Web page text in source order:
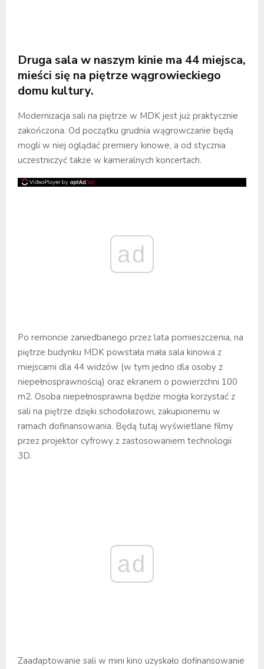
Druga sala w naszym kinie ma 44 miejsca,
mieści się na piętrze wągrowieckiego
domu kultury.
Modernizacja sali na piętrze w MDK jest już praktycznie
zakończona. Od początku grudnia wągrowczanie będą
mogli w niej oglądać premiery kinowe, a od stycznia
uczestniczyć także w kameralnych koncertach.
ad
Po remoncie zaniedbanego przez lata pomieszczenia, na
piętrze budynku MDK powstała mała sala kinowa z
miejscami dla 44 widzów (w tym jedno dla osoby z
niepełnosprawnością) oraz ekranem o powierzchni 100
m2. Osoba niepełnosprawna będzie mogła korzystać z
sali na piętrze dzięki schodołazowi, zakupionemu w
ramach dofinansowania. Będą tutaj wyświetlane filmy
przez projektor cyfrowy z zastosowaniem technologii
3D.
ad
Zaadaptowanie sali w mini kino uzyskało dofinansowanie